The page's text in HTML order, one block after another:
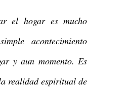
el hogar es mucho
acontecimiento
y aun momento. Es
realidad espiritual de